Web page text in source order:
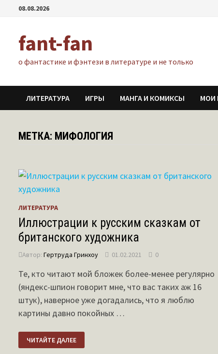
Перейти08.08.2026
fant-fan
о фантастике и фэнтези в литературе и не только
ЛИТЕРАТУРА ИГРЫ МАНГА И КОМИКСЫ МОИ
МЕТКА: МИФОЛОГИЯ
ЛИТЕРАТУРА
Иллюстрации к русским сказкам от
британского художника
Автор:Гертруда Гринхоу 01.02.2021 0
Те, кто читают мой бложек более-менее регулярно
(яндекс-шпион говорит мне, что вас таких аж 16
штук), наверное уже догадались, что я люблю
картины давно покойных …
ИЛЛЮСТРАЦИИ
К
РУССКИМ
ЧИТАЙТЕ ДАЛЕЕ